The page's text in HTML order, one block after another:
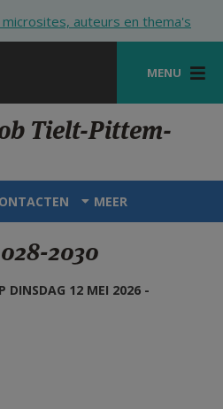
auteurs en thema's
MENU
Tielt-Pittem-
MEER
2030
DINSDAG 12 MEI 2026 -